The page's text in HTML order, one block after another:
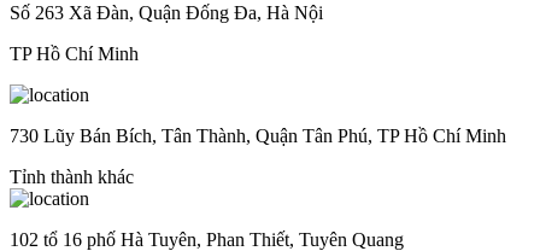
Số 263 Xã Đàn, Quận Đống Đa, Hà Nội
TP Hồ Chí Minh
730 Lũy Bán Bích, Tân Thành, Quận Tân Phú, TP Hồ Chí Minh
Tỉnh thành khác
102 tổ 16 phố Hà Tuyên, Phan Thiết, Tuyên Quang